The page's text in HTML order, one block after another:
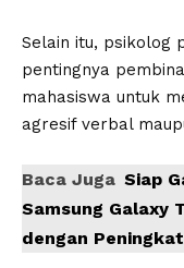
Selain itu, psikolog
pentingnya
mahasiswa untuk
agresif verbal
Baca Juga Siap
Samsung Galaxy
dengan